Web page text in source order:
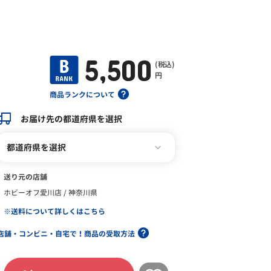
商品ランクについて
5,500 (税込)
円
お届け先の都道府県を選択
都道府県を選択
送り元の店舗
ホビーオフ愛川店 / 神奈川県
※送料について詳しくはこちら
舗・コンビニ・自宅で！商品の受取方法